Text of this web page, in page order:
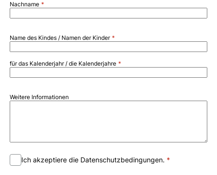
Nachname
Name des Kindes / Namen der Kinder
für das Kalenderjahr / die Kalenderjahre
Weitere Informationen
Ich akzeptiere die Datenschutzbedingungen.